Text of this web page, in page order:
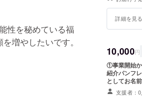
性を秘めている福
増やしたいです。
詳細を見
10,000円
①事業開始から
紹介パンフ
としてお名
入ください。
支援者：